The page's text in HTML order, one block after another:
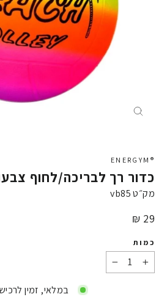
®ENERGYM
כדור רך לבריכה/לחוף
מק״טvb85
מחיר
29 ₪
כמות
−
+
במלאי, זמין